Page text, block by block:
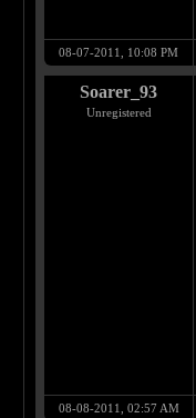
08-07-2011, 10:08 PM
Soarer_93
Unregistered
08-08-2011, 02:57 AM